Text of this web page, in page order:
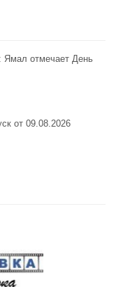
Ямал отмечает День
от 09.08.2026